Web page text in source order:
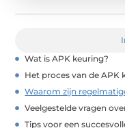
Wat is APK keuring?
Het proces van de APK
Waarom zijn
Veelgestelde vragen
Tips voor een